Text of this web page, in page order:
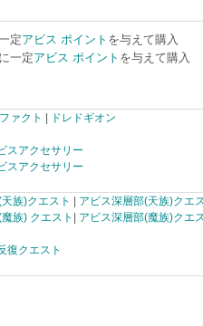
定アビス ポイント を与えて購入
に一定アビス ポイント を与えて購入
ァクト ドレドギオン
スアクセサリー
スアクセサリー
族)クエスト
アビス深層部(天族)クエ
族) クエスト アビス深層部(魔族)クエ
復クエスト